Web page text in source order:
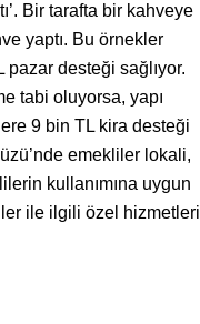
Bir tarafta bir kahveye
yaptı. Bu örnekler
desteği sağlıyor.
tabi oluyorsa, yapı
9 bin TL kira desteği
emekliler lokali,
kullanımına uygun
ile ilgili özel hizmetleri